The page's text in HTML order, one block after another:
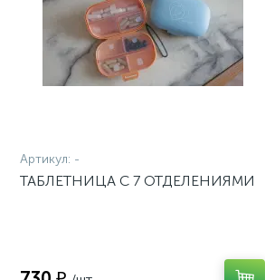
Артикул: -
ТАБЛЕТНИЦА С 7 ОТДЕЛЕНИЯМИ